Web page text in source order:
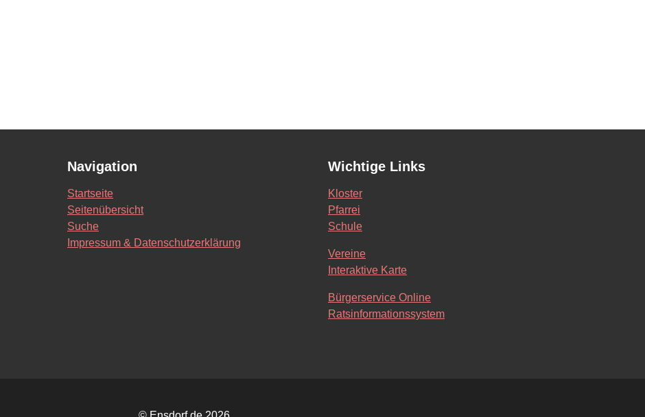
Navigation
Startseite
Seitenübersicht
Suche
Impressum & Datenschutzerklärung
Wichtige Links
Kloster
Pfarrei
Schule
Vereine
Interaktive Karte
Bürgerservice Online
Ratsinformationssystem